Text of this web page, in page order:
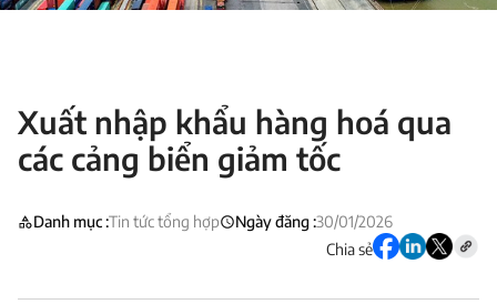
Xuất nhập khẩu hàng hoá qua
các cảng biển giảm tốc
Danh mục :Tin tức tổng hợp Ngày đăng :30/01/2026
Chia sẻ